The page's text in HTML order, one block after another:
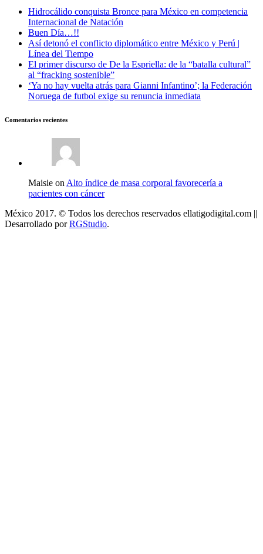
Hidrocálido conquista Bronce para México en competencia
Internacional de Natación
Buen Día…!!
Así detonó el conflicto diplomático entre México y Perú |
Línea del Tiempo
El primer discurso de De la Espriella: de la “batalla cultural”
al “fracking sostenible”
‘Ya no hay vuelta atrás para Gianni Infantino’; la Federación
Noruega de futbol exige su renuncia inmediata
Comentarios recientes
Maisie on Alto índice de masa corporal favorecería a
pacientes con cáncer
México 2017. © Todos los derechos reservados ellatigodigital.com ||
Desarrollado porRGStudio.